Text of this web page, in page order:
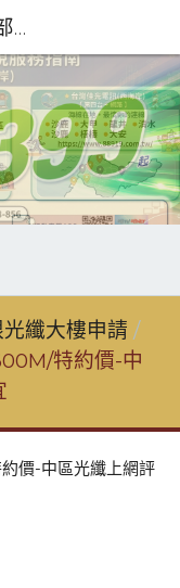
台灣佳光電訊台中業務部陳聖閎-第四台光纖裝機0938-128-856
纖大樓申請
特約價-中
價-中區光纖上網評